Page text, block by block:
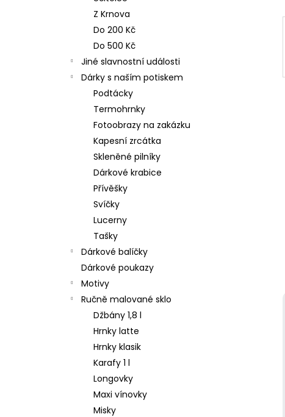
Z Krnova
Do 200 Kč
Do 500 Kč
Jiné slavnostní události
Dárky s naším potiskem
Podtácky
Termohrnky
Fotoobrazy na zakázku
Kapesní zrcátka
Skleněné pilníky
Dárkové krabice
Přívěšky
Svíčky
Lucerny
Tašky
Dárkové balíčky
Dárkové poukazy
Motivy
Ručně malované sklo
Džbány 1,8 l
Hrnky latte
Hrnky klasik
Karafy 1 l
Longovky
Maxi vínovky
Misky
NEREZOVÁ LŽIČKA - NA ZAKÁZKU 17